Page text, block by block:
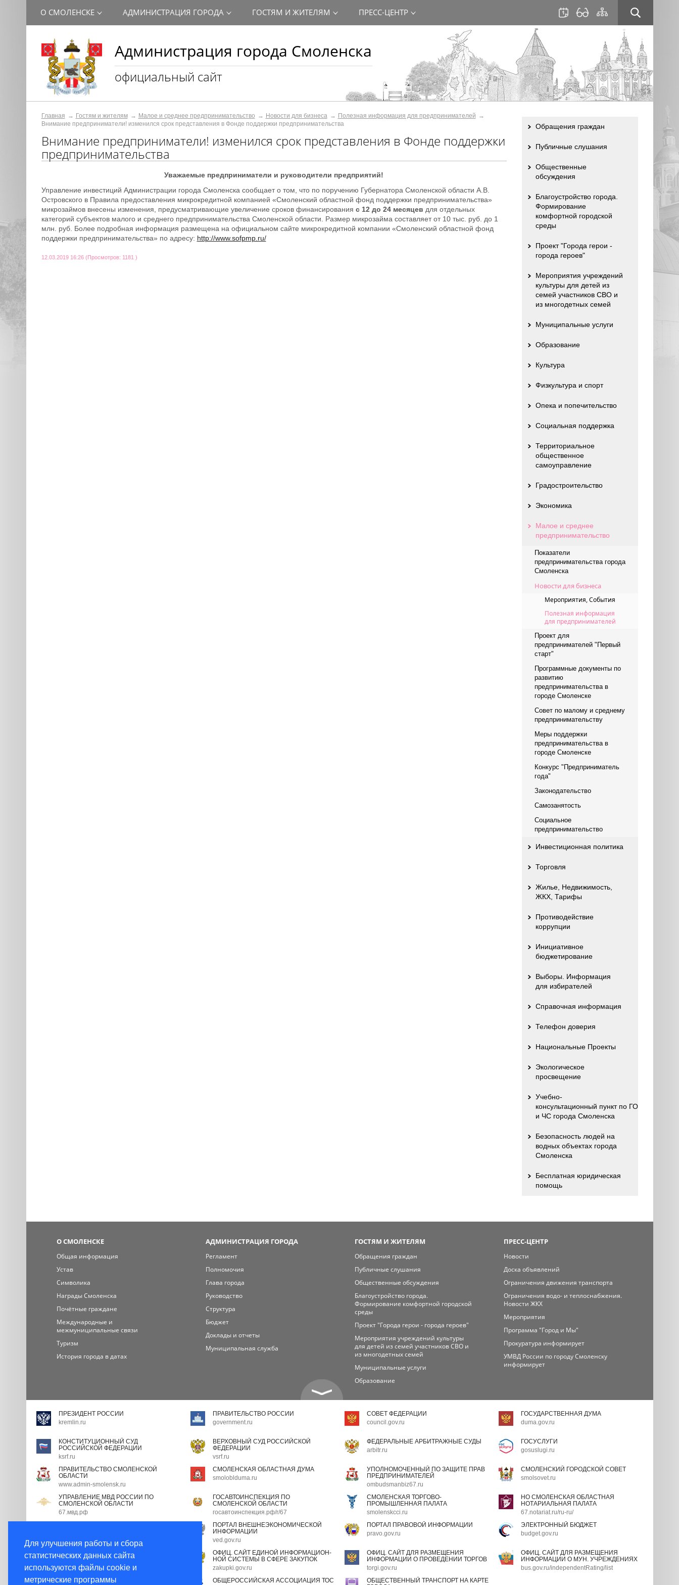
Для улучшения работы и сбора
статистических данных сайта
используются файлы cookie и
метрические программы
Администрация города Смоленска
официальный сайт
О СМОЛЕНСКЕ АДМИНИСТРАЦИЯ ГОРОДА ГОСТЯМ И ЖИТЕЛЯМ ПРЕСС-ЦЕНТР
Главная Гостям и жителям Малое и среднее предпринимательство Новости для бизнеса
Полезная информация для предпринимателей
Внимание предприниматели! изменился срок представления в Фонде поддержки предпринимательства
Внимание предприниматели! изменился срок представления в Фонде поддержки
предпринимательства
Уважаемые предприниматели и руководители предприятий!
Управление инвестиций Администрации города Смоленска сообщает о том, что по поручению Губернатора Смоленской области А.В.
Островского в Правила предоставления микрокредитной компанией «Смоленский областной фонд поддержки предпринимательства»
микрозаймов внесены изменения, предусматривающие увеличение сроков финансирования с 12 до 24 месяцев для отдельных
категорий субъектов малого и среднего предпринимательства Смоленской области. Размер микрозайма составляет от 10 тыс. руб. до 1
млн. руб. Более подробная информация размещена на официальном сайте микрокредитной компании «Смоленский областной фонд
поддержки предпринимательства» по адресу: http://www.sofpmp.ru/
12.03.2019 16:26 (Просмотров: 1181 )
Обращения граждан
Публичные слушания
Общественные
обсуждения
Благоустройство города.
Формирование
комфортной городской
среды
Проект "Города герои -
города героев"
Мероприятия учреждений
культуры для детей из
семей участников СВО и
из многодетных семей
Муниципальные услуги
Образование
Культура
Физкультура и спорт
Опека и попечительство
Социальная поддержка
Территориальное
общественное
самоуправление
Градостроительство
Экономика
Малое и среднее
предпринимательство
Показатели
предпринимательства города
Смоленска
Новости для бизнеса
Мероприятия, События
Полезная информация
для предпринимателей
Проект для
предпринимателей "Первый
старт"
Программные документы по
развитию
предпринимательства в
городе Смоленске
Совет по малому и среднему
предпринимательству
Меры поддержки
предпринимательства в
городе Смоленске
Конкурс "Предприниматель
года"
Законодательство
Самозанятость
Социальное
предпринимательство
Инвестиционная политика
Торговля
Жилье, Недвижимость,
ЖКХ, Тарифы
Противодействие
коррупции
Инициативное
бюджетирование
Выборы. Информация
для избирателей
Справочная информация
Телефон доверия
Национальные Проекты
Экологическое
просвещение
Учебно-
консультационный пункт по ГО
и ЧС города Смоленска
Безопасность людей на
водных объектах города
Смоленска
Бесплатная юридическая
помощь
О СМОЛЕНСКЕ
Общая информация
Устав
Символика
Награды Смоленска
Почётные граждане
Международные и
межмуниципальные связи
Туризм
История города в датах
АДМИНИСТРАЦИЯ ГОРОДА
Регламент
Полномочия
Глава города
Руководство
Структура
Бюджет
Доклады и отчеты
Муниципальная служба
ГОСТЯМ И ЖИТЕЛЯМ
Обращения граждан
Публичные слушания
Общественные обсуждения
Благоустройство города.
Формирование комфортной городской
среды
Проект "Города герои - города героев"
Мероприятия учреждений культуры
для детей из семей участников СВО и
из многодетных семей
Муниципальные услуги
Образование
ПРЕСС-ЦЕНТР
Новости
Доска объявлений
Ограничения движения транспорта
Ограничения водо- и теплоснабжения.
Новости ЖКХ
Мероприятия
Программа "Город и Мы"
Прокуратура информирует
УМВД России по городу Смоленску
информирует
ПРЕЗИДЕНТ РОССИИ
kremlin.ru
ПРАВИТЕЛЬСТВО РОССИИ
government.ru
СОВЕТ ФЕДЕРАЦИИ
council.gov.ru
ГОСУДАРСТВЕННАЯ ДУМА
duma.gov.ru
КОНСТИТУЦИОННЫЙ СУД
РОССИЙСКОЙ ФЕДЕРАЦИИ
ksrf.ru
ВЕРХОВНЫЙ СУД РОССИЙСКОЙ
ФЕДЕРАЦИИ
vsrf.ru
ФЕДЕРАЛЬНЫЕ АРБИТРАЖНЫЕ СУДЫ
arbitr.ru
ГОСУСЛУГИ
gosuslugi.ru
ПРАВИТЕЛЬСТВО СМОЛЕНСКОЙ
ОБЛАСТИ
www.admin-smolensk.ru
СМОЛЕНСКАЯ ОБЛАСТНАЯ ДУМА
smoloblduma.ru
УПОЛНОМОЧЕННЫЙ ПО ЗАЩИТЕ ПРАВ
ПРЕДПРИНИМАТЕЛЕЙ
ombudsmanbiz67.ru
СМОЛЕНСКИЙ ГОРОДСКОЙ СОВЕТ
smolsovet.ru
УПРАВЛЕНИЕ МВД РОССИИ ПО
СМОЛЕНСКОЙ ОБЛАСТИ
67.мвд.рф
ГОСАВТОИНСПЕКЦИЯ ПО
СМОЛЕНСКОЙ ОБЛАСТИ
госавтоинспекция.рф/r/67
СМОЛЕНСКАЯ ТОРГОВО-
ПРОМЫШЛЕННАЯ ПАЛАТА
smolenskcci.ru
НО СМОЛЕНСКАЯ ОБЛАСТНАЯ
НОТАРИАЛЬНАЯ ПАЛАТА
67.notariat.ru/ru-ru/
gossluzhba.gov.ru
ПОРТАЛ ВНЕШНЕЭКОНОМИЧЕСКОЙ
ИНФОРМАЦИИ
ved.gov.ru
ПОРТАЛ ПРАВОВОЙ ИНФОРМАЦИИ
pravo.gov.ru
ЭЛЕКТРОННЫЙ БЮДЖЕТ
budget.gov.ru
ЭКСПЕРТНЫЙ СОВЕТ ПРИ
ПРАВИТЕЛЬСТВЕ РФ
open.gov.ru
ОФИЦ. САЙТ ЕДИНОЙ ИНФОРМАЦИОН-
НОЙ СИСТЕМЫ В СФЕРЕ ЗАКУПОК
zakupki.gov.ru
ОФИЦ. САЙТ ДЛЯ РАЗМЕЩЕНИЯ
ИНФОРМАЦИИ О ПРОВЕДЕНИИ ТОРГОВ
torgi.gov.ru
ОФИЦ. САЙТ ДЛЯ РАЗМЕЩЕНИЯ
ИНФОРМАЦИИ О МУН. УЧРЕЖДЕНИЯХ
bus.gov.ru/independentRating/list
НОРМАТИВНЫЕ ПРАВОВЫЕ АКТЫ В
ОБЩЕРОССИЙСКАЯ АССОЦИАЦИЯ ТОС
ОБЩЕСТВЕННЫЙ ТРАНСПОРТ НА КАРТЕ